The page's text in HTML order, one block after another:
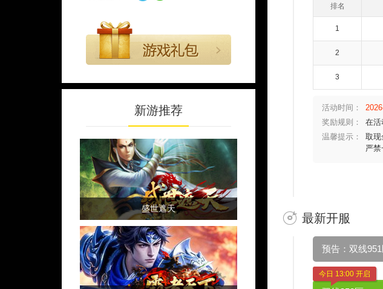
排名
1
2
3
活动时间：
奖励规则：
在活
温馨提示：
取现
严禁
最新开服
预告：双线
今日 13:00 开启
新游推荐
盛世遮天